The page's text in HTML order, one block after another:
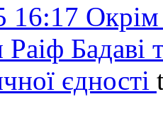
16:17
Бадаві
єдності